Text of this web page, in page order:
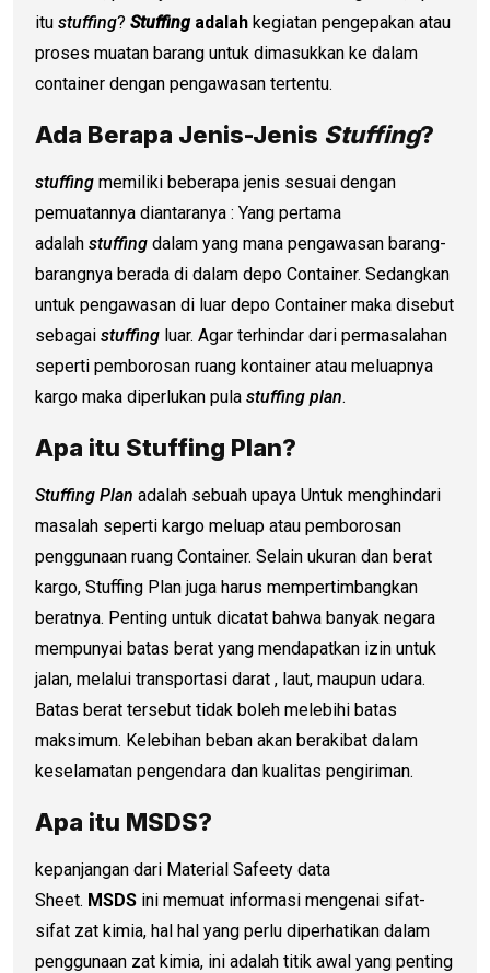
itu stuffing? Stuffingadalah kegiatan pengepakan atau
proses muatan barang untuk dimasukkan ke dalam
container dengan pengawasan tertentu.
Ada Berapa Jenis-Jenis Stuffing?
stuffing memiliki beberapa jenis sesuai dengan
pemuatannya diantaranya : Yang pertama
adalah stuffing dalam yang mana pengawasan barang-
barangnya berada di dalam depo Container. Sedangkan
untuk pengawasan di luar depo Container maka disebut
sebagai stuffing luar. Agar terhindar dari permasalahan
seperti pemborosan ruang kontainer atau meluapnya
kargo maka diperlukan pula stuffing plan.
Apa itu Stuffing Plan?
Stuffing Plan adalah sebuah upaya Untuk menghindari
masalah seperti kargo meluap atau pemborosan
penggunaan ruang Container. Selain ukuran dan berat
kargo, Stuffing Plan juga harus mempertimbangkan
beratnya. Penting untuk dicatat bahwa banyak negara
mempunyai batas berat yang mendapatkan izin untuk
jalan, melalui transportasi darat , laut, maupun udara.
Batas berat tersebut tidak boleh melebihi batas
maksimum. Kelebihan beban akan berakibat dalam
keselamatan pengendara dan kualitas pengiriman.
Apa itu MSDS?
kepanjangan dari Material Safeety data
Sheet. MSDS ini memuat informasi mengenai sifat-
sifat zat kimia, hal hal yang perlu diperhatikan dalam
penggunaan zat kimia, ini adalah titik awal yang penting